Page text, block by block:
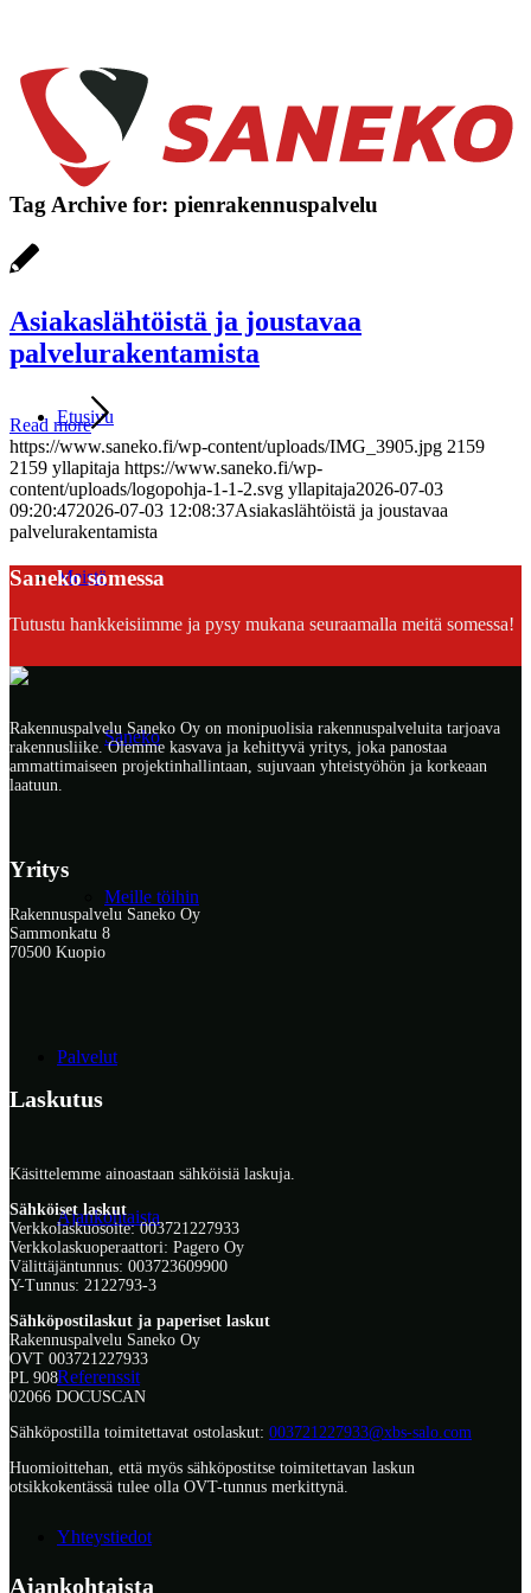
Etusivu
Meistä
Saneko
Meille töihin
Palvelut
Ajankohtaista
Referenssit
Yhteystiedot
Tag Archive for: pienrakennuspalvelu
Asiakaslähtöistä ja joustavaa
palvelurakentamista
Read more
https://www.saneko.fi/wp-content/uploads/IMG_3905.jpg 2159
2159 yllapitaja https://www.saneko.fi/wp-
content/uploads/logopohja-1-1-2.svg yllapitaja2026-07-03
09:20:472026-07-03 12:08:37Asiakaslähtöistä ja joustavaa
palvelurakentamista
Saneko somessa
Tutustu hankkeisiimme ja pysy mukana seuraamalla meitä somessa!
Rakennuspalvelu Saneko Oy on monipuolisia rakennuspalveluita tarjoava
rakennusliike. Olemme kasvava ja kehittyvä yritys, joka panostaa
ammattimaiseen projektinhallintaan, sujuvaan yhteistyöhön ja korkeaan
laatuun.
Yritys
Rakennuspalvelu Saneko Oy
Sammonkatu 8
70500 Kuopio
Laskutus
Käsittelemme ainoastaan sähköisiä laskuja.
Sähköiset laskut
Verkkolaskuosoite: 003721227933
Verkkolaskuoperaattori: Pagero Oy
Välittäjäntunnus: 003723609900
Y-Tunnus: 2122793-3
Sähköpostilaskut ja paperiset laskut
Rakennuspalvelu Saneko Oy
OVT 003721227933
PL 908
02066 DOCUSCAN
Sähköpostilla toimitettavat ostolaskut: 003721227933@xbs-salo.com
Huomioittehan, että myös sähköpostitse toimitettavan laskun
otsikkokentässä tulee olla OVT-tunnus merkittynä.
Ajankohtaista